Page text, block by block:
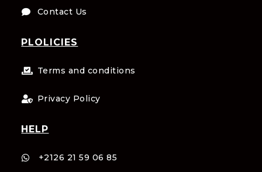
 Contact Us
PLOLICIES
 Terms and conditions
 Privacy Policy
HELP
 +2126 21 59 06 85